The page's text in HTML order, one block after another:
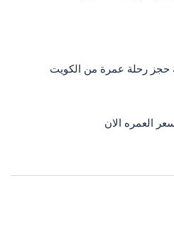
رحلة عمرة من الكويت
العمره الان